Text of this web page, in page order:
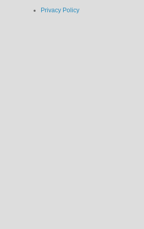
Privacy Policy